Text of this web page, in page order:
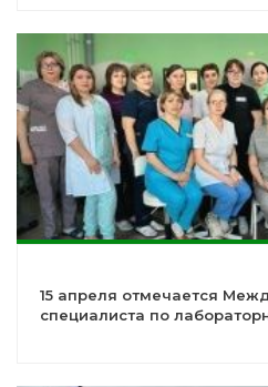
15 апреля отмечается
специалиста по